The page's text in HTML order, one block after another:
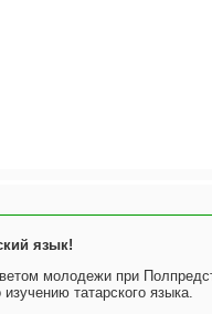
язык!
молодежи при
татарского языка.